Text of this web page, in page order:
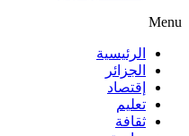
Menu
الرئيسية
الجزائر
إقتصاد
تعليم
ثقافة